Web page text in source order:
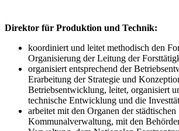
Direktor für Produktion und Technik:
koordiniert und leitet methodisch den
Organisierung der Leitung der
organisiert entsprechend der
Erarbeitung der Strategie und
Betriebsentwicklung, leitet, organisiert
technische Entwicklung und die
arbeitet mit den Organen der städtischen
Kommunalverwaltung, mit den